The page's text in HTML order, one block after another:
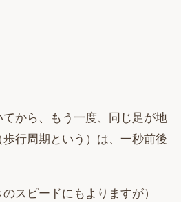
から、もう一度、同じ足が地
行周期という）は、一秒前後
スピードにもよりますが）